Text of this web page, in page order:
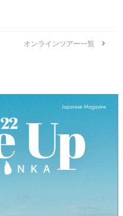
オンラインツアー一覧